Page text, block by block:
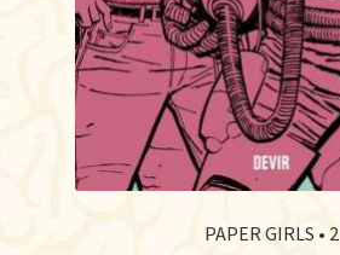
PAPER GIRLS • 2